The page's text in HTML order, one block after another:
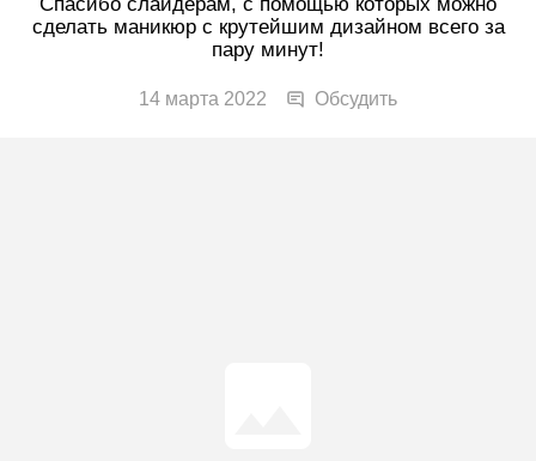
сделать маникюр с крутейшим дизайном всего за
пару минут!
14 марта 2022 Обсудить